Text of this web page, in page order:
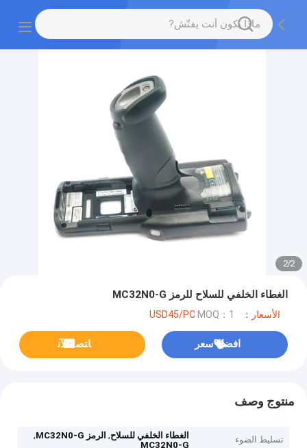
2
/
2
الغطاء الخلفي للسلاح للرمز MC32N0-G
الأسعار：USD45/PC MOQ：1
افضل سعر ﺎﺘﺼﻟ ﺍﻶﻧ
منتوج وصف
تسليط الضوء الغطاء الخلفي للسلاح, الرمز MC32N0-G
,
MC32N0-G